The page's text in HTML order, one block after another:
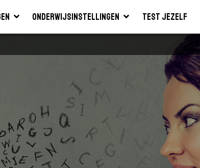
Onderwijsinstellingen Test jezelf